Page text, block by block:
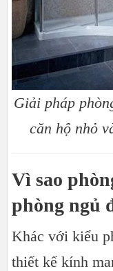
Giải pháp
căn hộ nhỏ
Vì sao
phòng ngủ
Khác với kiểu
thiết kế kính